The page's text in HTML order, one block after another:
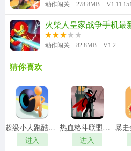
动作闯关 278.8MB
火柴人皇家战争手机最
动作闯关 82.8MB V1.2
猜你喜欢
超级小人跑酷无广告版
进入
热血格斗联盟游戏正版
进入